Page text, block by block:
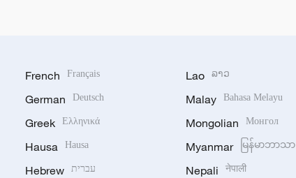
French Français
German Deutsch
Greek Ελληνικά
Hausa Hausa
Hebrew עברית
Lao ລາວ
Malay Bahasa Melayu
Mongolian Монгол
Myanmar မြန်မာဘာသာ
Nepali नेपाली